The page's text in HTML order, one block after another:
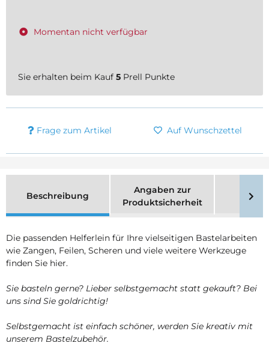
Momentan nicht verfügbar
Sie erhalten beim Kauf 5 Prell Punkte
Frage zum Artikel Auf Wunschzettel
Beschreibung
Angaben zur
Produktsicherheit
Die passenden Helferlein für Ihre vielseitigen Bastelarbeiten
wie Zangen, Feilen, Scheren und viele weitere Werkzeuge
finden Sie hier.
Sie basteln gerne? Lieber selbstgemacht statt gekauft? Bei
uns sind Sie goldrichtig!
Selbstgemacht ist einfach schöner, werden Sie kreativ mit
unserem Bastelzubehör.